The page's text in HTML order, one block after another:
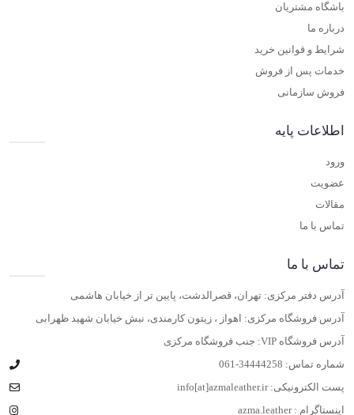
باشگاه مشتریان
درباره ما
شرایط و قوانین خرید
خدمات پس از فروش
فروش سازمانی
اطلاعات پایه
ورود
عضویت
مقالات
تماس با ما
تماس با ما
آدرس دفتر مرکزی: تهران، قصرالدشت، پایین تر از خیابان هاشمی
آدرس فروشگاه مرکزی: اهواز ، زیتون کارمندی، نبش خیابان شهید ظهرابی
آدرس فروشگاه VIP: جنب فروشگاه مرکزی
شماره تماس: 061-34444258
پست الکترونیکی:info[at]azmaleather.ir
اینستاگرام :azma.leather